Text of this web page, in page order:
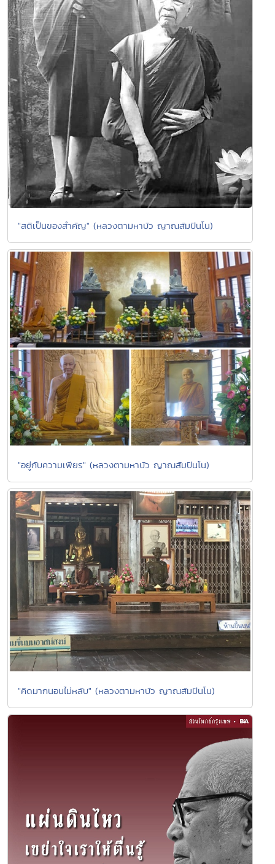
"สติเป็นของสำคัญ" (หลวงตามหาบัว ญาณสัมปันโน)
"อยู่กับความเพียร" (หลวงตามหาบัว ญาณสัมปันโน)
"คิดมากนอนไม่หลับ" (หลวงตามหาบัว ญาณสัมปันโน)